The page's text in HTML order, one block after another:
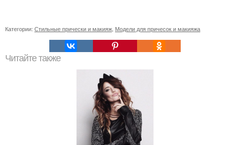
Категории: Стильные прически и макияж Модели для причесок и макияжа
Читайте также